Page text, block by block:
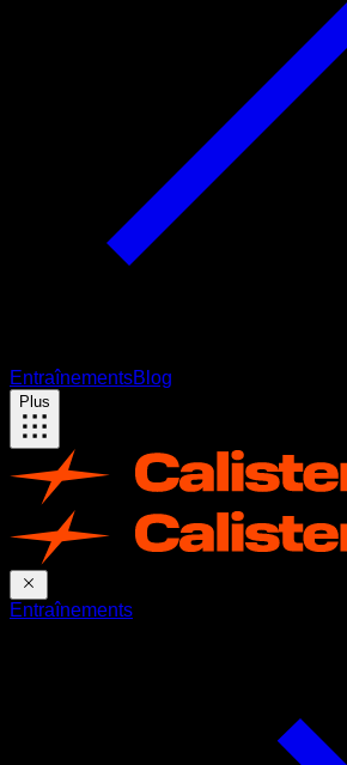
EntraînementsBlog
Plus
Entraînements